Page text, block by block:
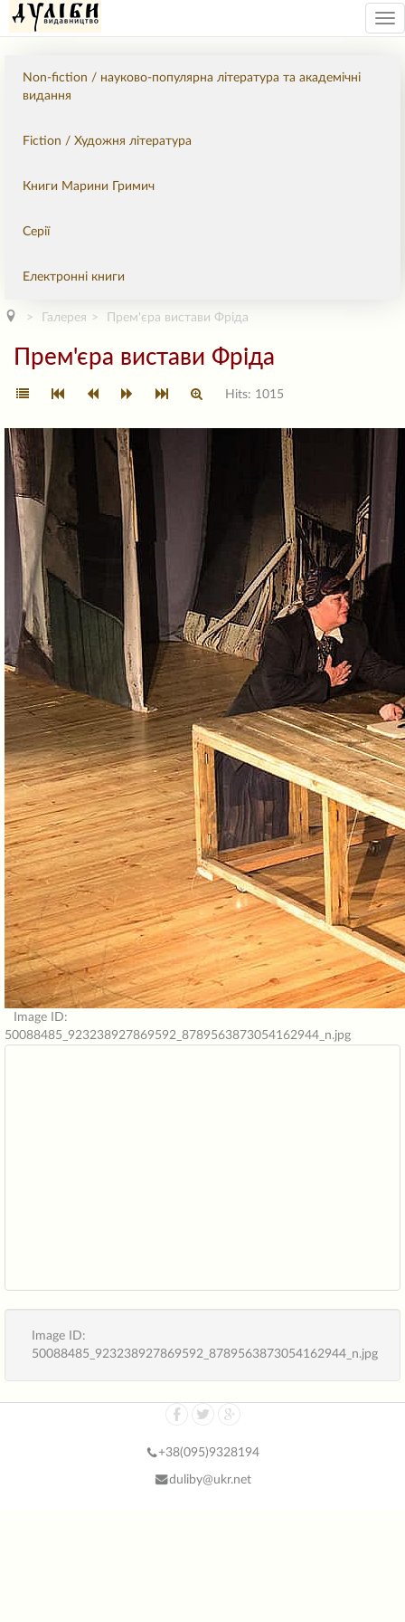
Non-fiction / науково-популярна література та академічні
видання
Fiction / Художня література
Книги Марини Гримич
Серії
Електронні книги
Галерея Прем'єра вистави Фріда
Прем'єра вистави Фріда
Hits: 1015
Image ID:
50088485_923238927869592_8789563873054162944_n.jpg
Image ID:
50088485_923238927869592_8789563873054162944_n.jpg
+38(095)9328194
duliby@ukr.net